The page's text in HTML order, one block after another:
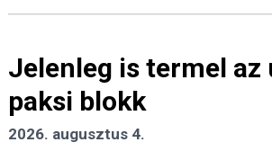
Jelenleg is termel az
paksi blokk
2026. augusztus 4.